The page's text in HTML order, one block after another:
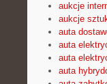
aukcje
aukcje
auta
auta
auta
auta